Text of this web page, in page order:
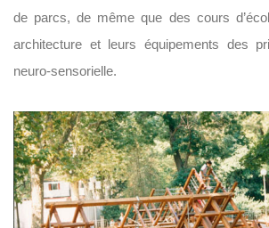
de parcs, de même que des cours
architecture et leurs équipements des
neuro-sensorielle.